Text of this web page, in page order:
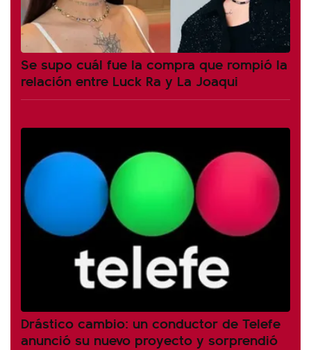
Se supo cuál fue la compra que rompió la
relación entre Luck Ra y La Joaqui
Drástico cambio: un conductor de Telefe
anunció su nuevo proyecto y sorprendió